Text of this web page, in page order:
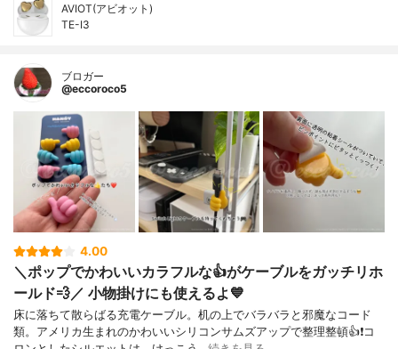
AVIOT(アビオット)
TE-I3
ブロガー
@eccoroco5
4.00
＼ポップでかわいいカラフルな👍がケーブルをガッチリホ
ールド💨／ 小物掛けにも使えるよ💙
床に落ちて散らばる充電ケーブル。机の上でバラバラと邪魔なコード
類。アメリカ生まれのかわいいシリコンサムズアップで整理整頓👍❗️コ